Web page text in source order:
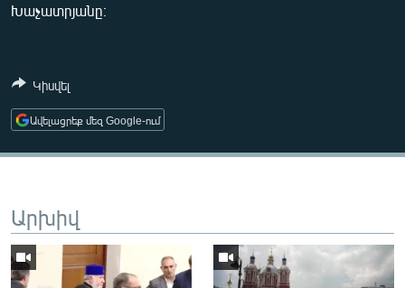
ՏԵՍԱՆՅՈՒԹԵՐ
ՁԳՏԵԼՈՎ ԼԱՎԱԳՈՒՅՆԻՆ
ՓՈԴՔԱՍԹ
Русский
ՀԵՏԵՎԵՔ ՄԵԶ
Խաչատրյանը։
Կիսվել
Ավելացրեք մեզ Google-ում
Արխիվ